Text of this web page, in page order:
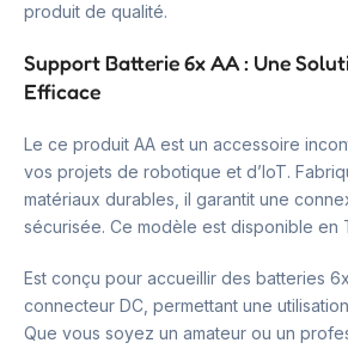
produit de qualité.
Support Batterie 6x AA : Une
Efficace
Le ce produit AA est un accessoire
vos projets de robotique et d’IoT.
matériaux durables, il garantit une
sécurisée. Ce modèle est disponible en
Est conçu pour accueillir des batteries
connecteur DC, permettant une
Que vous soyez un amateur ou un